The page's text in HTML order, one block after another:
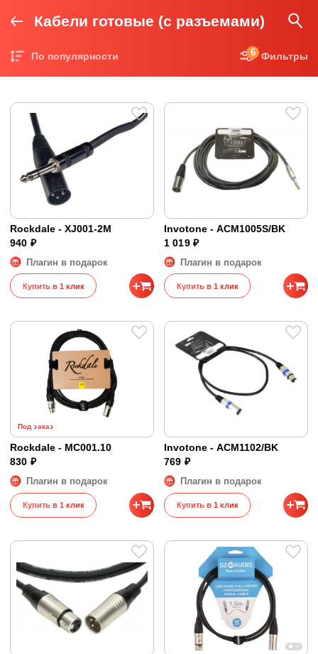
Кабели готовые (с разъемами)
По популярности Фильтры
6
Rockdale - XJ001-2M
940 ₽
Плагин в подарок
Купить в 1 клик
Invotone - ACM1005S/BK
1 019 ₽
Плагин в подарок
Купить в 1 клик
Под заказ
Rockdale - MC001.10
830 ₽
Плагин в подарок
Купить в 1 клик
Invotone - ACM1102/BK
769 ₽
Плагин в подарок
Купить в 1 клик